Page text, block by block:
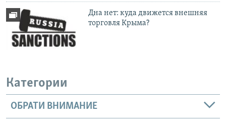
Дна нет: куда движется внешняя
торговля Крыма?
Категории
ОБРАТИ ВНИМАНИЕ